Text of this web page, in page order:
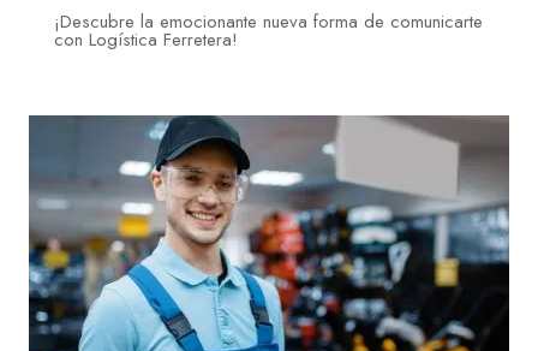
¡Descubre la emocionante nueva forma de comunicarte
con Logística Ferretera!